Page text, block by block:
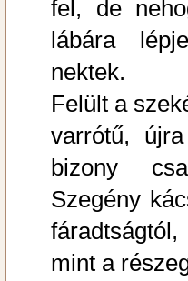
fel, de
lábára
nektek.
Felült a
varrótű,
bizony
Szegény
mint a